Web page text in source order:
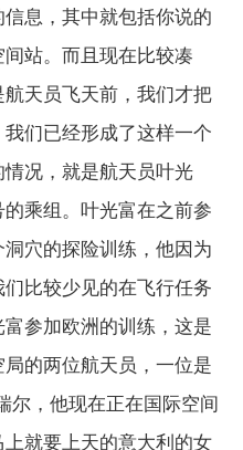
息，其中就包括你说的
站。而且现在比较凑
天员飞天前，我们才把
们已经形成了这样一个
况，就是航天员叶光
乘组。叶光富在之前参
穴的探险训练，他因为
比较少见的在飞行任务
参加欧洲的训练，这是
的两位航天员，一位是
尔，他现在正在国际空间
就要上天的意大利的女